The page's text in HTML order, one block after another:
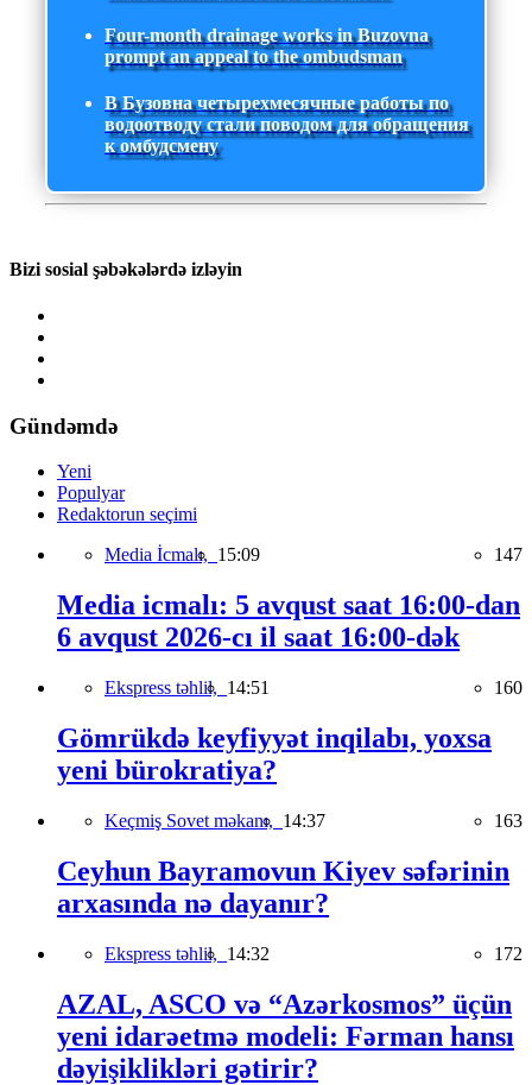
Four-month drainage works in Buzovna
prompt an appeal to the ombudsman
В Бузовна четырехмесячные работы по
водоотводу стали поводом для обращения
к омбудсмену
Bizi sosial şəbəkələrdə izləyin
Gündəmdə
Yeni
Populyar
Redaktorun seçimi
Media İcmalı, 15:09 147
Media icmalı: 5 avqust saat 16:00-dan
6 avqust 2026-cı il saat 16:00-dək
Ekspress təhlil, 14:51 160
Gömrükdə keyfiyyət inqilabı, yoxsa
yeni bürokratiya?
Keçmiş Sovet məkanı, 14:37 163
Ceyhun Bayramovun Kiyev səfərinin
arxasında nə dayanır?
Ekspress təhlil, 14:32 172
AZAL, ASCO və “Azərkosmos” üçün
yeni idarəetmə modeli: Fərman hansı
dəyişiklikləri gətirir?